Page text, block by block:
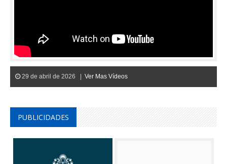
29 de abril de 2026 | Ver Mas Vídeos
PUBLICIDADES